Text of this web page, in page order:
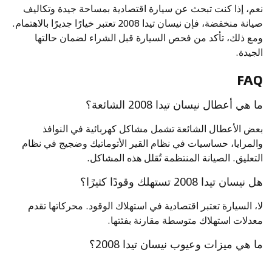
نعم، إذا كنت تبحث عن سيارة اقتصادية بمساحة جيدة وتكاليف
صيانة منخفضة، فإن نيسان تيدا 2008 تعتبر خيارًا جديرًا بالاهتمام.
ومع ذلك، تأكد من فحص السيارة قبل الشراء لضمان حالتها
الجيدة.
FAQ
ما هي أعطال نيسان تيدا 2008 الشائعة؟
بعض الأعطال الشائعة تشمل مشاكل كهربائية في النوافذ
والمرايا، حساسيات في نظام القير الأتوماتيك وضجيج في نظام
التعليق. الصيانة المنتظمة تُقلل هذه المشاكل.
هل نيسان تيدا 2008 تستهلك وقودًا كثيرًا؟
لا، السيارة تعتبر اقتصادية في استهلاك الوقود. محركاتها تقدم
معدلات استهلاك متوسطة مقارنة بفئتها.
ما هي ميزات وعيوب نيسان تيدا 2008؟